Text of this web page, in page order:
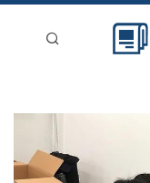
新聞稿分類
登入